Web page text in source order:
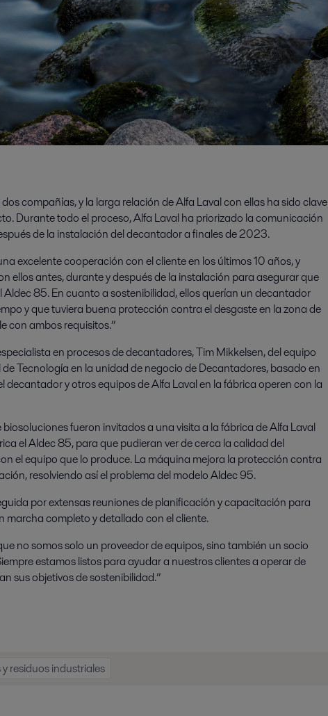
compañías, y la larga relación de Alfa Laval con ellas ha sido clave
Durante todo el proceso, Alfa Laval ha priorizado la comunicación
de la instalación del decantador a finales de 2023.
excelente cooperación con el cliente en los últimos 10 años, y
ellos antes, durante y después de la instalación para asegurar que
85. En cuanto a sostenibilidad, ellos querían un decantador
y que tuviera buena protección contra el desgaste en la zona de
con ambos requisitos.”
en procesos de decantadores, Tim Mikkelsen, del equipo
Tecnología en la unidad de negocio de Decantadores, basado en
y otros equipos de Alfa Laval en la fábrica operen con la
fueron invitados a una visita a la fábrica de Alfa Laval
el Aldec 85, para que pudieran ver de cerca la calidad del
el equipo que lo produce. La máquina mejora la protección contra
resolviendo así el problema del modelo Aldec 95.
por extensas reuniones de planificación y capacitación para
marcha completo y detallado con el cliente.
no somos solo un proveedor de equipos, sino también un socio
estamos listos para ayudar a nuestros clientes a operar de
sus objetivos de sostenibilidad.”
residuos industriales